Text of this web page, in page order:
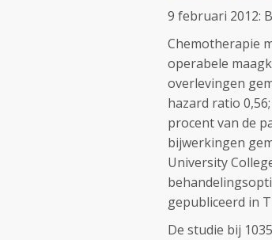
9 februari 2012:
Chemotherapie
operabele
overlevingen
hazard ratio
procent van de
bijwerkingen
University
gepubliceerd in
De studie bij